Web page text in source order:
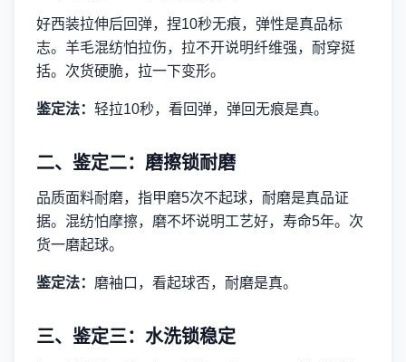
好西装拉伸后回弹，捏10秒无痕，弹性是真品标
志。羊毛混纺怕拉伤，拉不开说明纤维强，耐穿挺
括。次货硬脆，拉一下变形。
鉴定法： 轻拉10秒，看回弹，弹回无痕是真。
二、鉴定二：磨擦锁耐磨
品质面料耐磨，指甲磨5次不起球，耐磨是真品证
据。混纺怕摩擦，磨不坏说明工艺好，寿命5年。次
货一磨起球。
鉴定法： 磨袖口，看起球否，耐磨是真。
三、鉴定三：水洗锁稳定